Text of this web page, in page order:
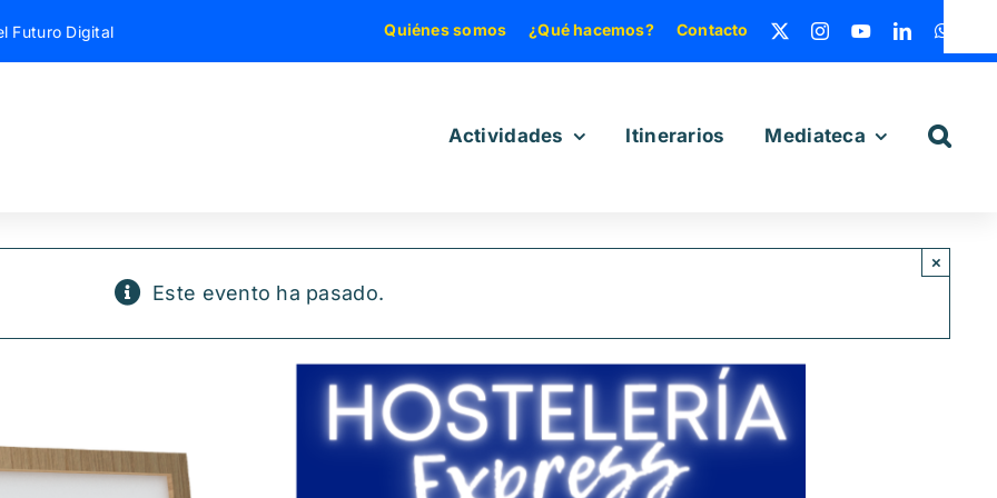
Futuro Digital Quiénes somos ¿Qué hacemos? Contacto
Actividades Itinerarios Mediateca
Este evento ha pasado.
×